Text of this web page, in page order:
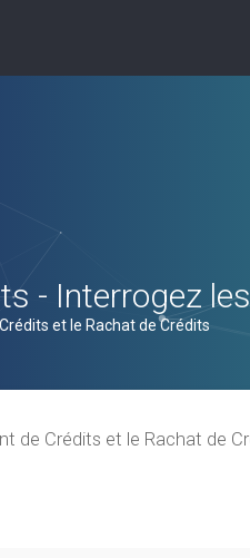
- Interrogez
et le Rachat de Crédits
de Crédits et le Rachat de